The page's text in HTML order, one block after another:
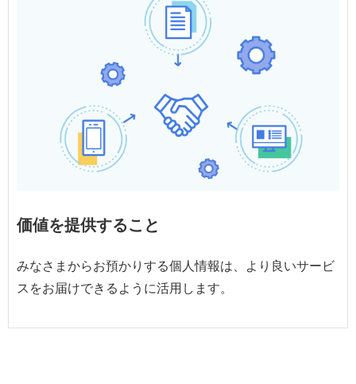
価値を提供すること
みなさまからお預かりする個人情報は、より良いサービ
スをお届けできるように活用します。